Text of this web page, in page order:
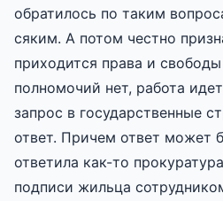
обратилось по таким
сяким. А потом честно
приходится права и
полномочий нет, работа
запрос в государственные
ответ. Причем ответ может
ответила как-то
подписи жильца